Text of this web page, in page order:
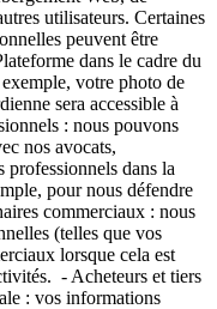
utilisateurs. Certaines
peuvent être
dans le cadre du
votre photo de
sera accessible à
: nous pouvons
nos avocats,
professionnels dans la
pour nous défendre
commerciaux : nous
(telles que vos
lorsque cela est
- Acheteurs et tiers
: vos informations